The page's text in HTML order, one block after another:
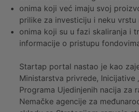
onima koji već imaju svoj
prilike za investiciju i neku vrstu
onima koji su u fazi skaliranja i
informacije o pristupu
Startap portal nastao je kao
Ministarstva privrede, Inicijative
Programa Ujedinjenih nacija za
Nemačke agencije za